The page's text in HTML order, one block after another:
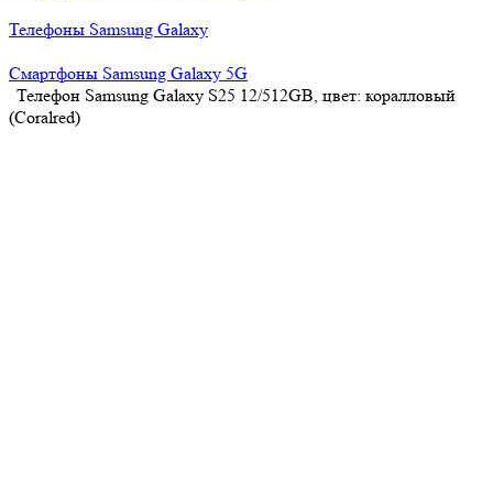
Телефоны Samsung Galaxy
Смартфоны Samsung Galaxy 5G
Телефон Samsung Galaxy S25 12/512GB, цвет: коралловый
(Coralred)